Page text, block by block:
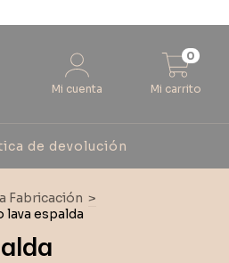
Mi cuenta Mi carrito
0
de devolución
Fabricación >
lava espalda